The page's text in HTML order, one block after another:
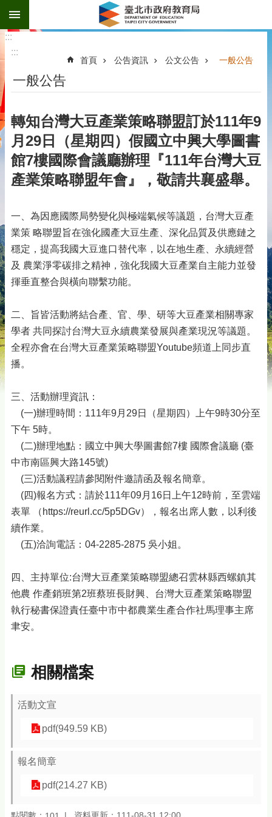
跳到主要內容區塊
:::
:::
首頁 公告資訊 公文公告 一般公告
一般公告
轉知台灣大豆產業策略聯盟訂於111年9
月29日（星期四）假國立中興大學圖書
館7樓國際會議廳辦理『111年台灣大豆
產業策略聯盟年會』，敬請共襄盛舉。
一、為因應國際局勢變化與極端氣候等議題，台灣大豆產
業策 略聯盟旨在強化國產大豆生產、深化品質及供應鏈之
穩定，提高我國大豆進口替代率，以在地生產、永續經營
及 農業淨零碳排之精神，強化我國大豆產業自主能力並發
揮垂直整合與橫向聯繫功能。
二、旨皆活動將結合產、官、學、研等大豆產業相關專家
學者 共同探討台灣大豆永續農業發展與產業現況等議題。
全程亦會在台灣大豆產業策略聯盟Youtube頻道上同步直
播。
三、活動辦理資訊：
(一)辦理時間：111年9月29日（星期四）上午9時30分至
下午 5時。
(二)辦理地點：國立中興大學圖書館7樓 國際會議廳 (臺
中市南區興大路145號)
(三)活動議程請參閱附件邀請函及報名簡章。
(四)報名方式：請於111年09月16日上午12時前，至雲端
表單 （https://reurl.cc/5p5DGv），報名出席人數，以利後
續作業。
(五)洽詢電話：04-2285-2875 吳小姐。
四、主持單位:台灣大豆產業策略聯盟總召雲林縣西螺鎮其
他農 作產銷班第2班蔡班長財興、台灣大豆產業策略聯盟
執行秘書保證責任臺中市中都農業生產合作社馬理事主席
聿安。
相關檔案
活動文宣
pdf(949.59 KB)
報名簡章
pdf(214.27 KB)
點閱數： 資料更新：111-08-31 12:00